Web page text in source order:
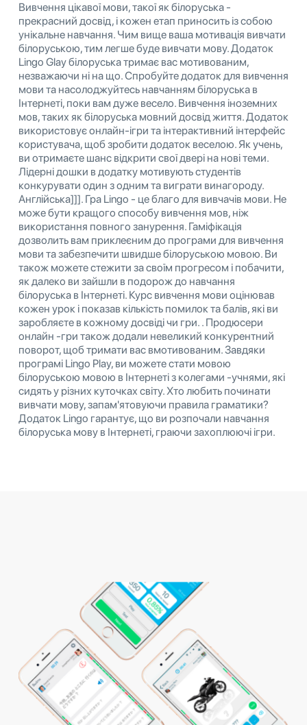
Вивчення цікавої мови, такої як білоруська -
прекрасний досвід, і кожен етап приносить із собою
унікальне навчання. Чим вище ваша мотивація вивчати
білоруською, тим легше буде вивчати мову. Додаток
Lingo Glay білоруська тримає вас мотивованим,
незважаючи ні на що. Спробуйте додаток для вивчення
мови та насолоджуйтесь навчанням білоруська в
Інтернеті, поки вам дуже весело. Вивчення іноземних
мов, таких як білоруська мовний досвід життя. Додаток
використовує онлайн-ігри та інтерактивний інтерфейс
користувача, щоб зробити додаток веселою. Як учень,
ви отримаєте шанс відкрити свої двері на нові теми.
Лідерні дошки в додатку мотивують студентів
конкурувати один з одним та виграти винагороду.
Англійська]]]. Гра Lingo - це благо для вивчачів мови. Не
може бути кращого способу вивчення мов, ніж
використання повного занурення. Гаміфікація
дозволить вам приклеєним до програми для вивчення
мови та забезпечити швидше білоруською мовою. Ви
також можете стежити за своїм прогресом і побачити,
як далеко ви зайшли в подорож до навчання
білоруська в Інтернеті. Курс вивчення мови оцінював
кожен урок і показав кількість помилок та балів, які ви
заробляєте в кожному досвіді чи гри. . Продюсери
онлайн -гри також додали невеликий конкурентний
поворот, щоб тримати вас вмотивованим. Завдяки
програмі Lingo Play, ви можете стати мовою
білоруською мовою в Інтернеті з колегами -учнями, які
сидять у різних куточках світу. Хто любить починати
вивчати мову, запам'ятовуючи правила граматики?
Додаток Lingo гарантує, що ви розпочали навчання
білоруська мову в Інтернеті, граючи захоплюючі ігри.